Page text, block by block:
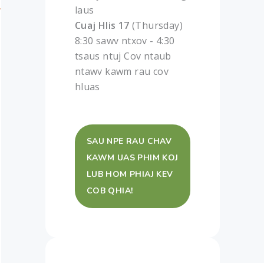
laus
Cuaj Hlis 17 (Thursday)
8:30 sawv ntxov - 4:30
tsaus ntuj Cov ntaub
ntawv kawm rau cov
hluas
SAU NPE RAU CHAV
KAWM UAS PHIM KOJ
LUB HOM PHIAJ KEV
COB QHIA!